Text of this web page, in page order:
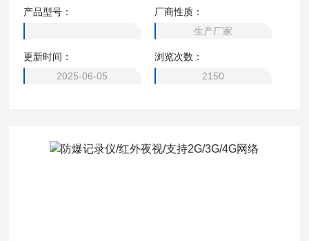
智能机器视觉的融合，将智能感知、高清回传、指挥调度等功
能相结合，广泛适用于化工厂、制药厂、煤矿井下、交通，能
源，应急，城市管理和市场监督等场景。
产品型号：
厂商性质：
生产厂家
更新时间：
2025-06-05
浏览次数：
2150